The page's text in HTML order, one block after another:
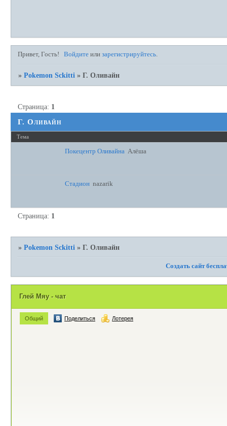
Привет, Гость! Войдите илизарегистрируйтесь.
»Pokemon Sckitti »Г. Оливайн
Г. Оливайн
Страница: 1
Тема
Покецентр Оливайна Алёша
Стадион nazarik
Страница: 1
»Pokemon Sckitti »Г. Оливайн
Создать сайт